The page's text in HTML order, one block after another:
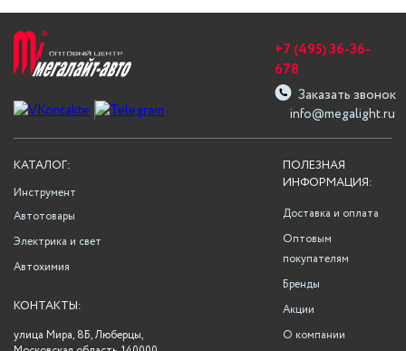
info@megalight.ru
+7 (495) 36-36-
678
Заказать звонок
ПОЛЕЗНАЯ
ИНФОРМАЦИЯ:
Доставка и оплата
Оптовым
покупателям
Бренды
Акции
О компании
КАТАЛОГ:
Инструмент
Автотовары
Электрика и свет
Автохимия
КОНТАКТЫ:
улица Мира, 8Б, Люберцы,